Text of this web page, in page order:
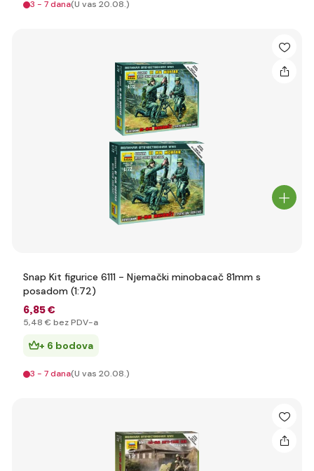
3 - 7 dana(U vas 20.08.)
Snap Kit figurice 6111 - Njemački minobacač 81mm s
posadom (1:72)
6,85 €
5,48 € bez PDV-a
+ 6 bodova
3 - 7 dana(U vas 20.08.)